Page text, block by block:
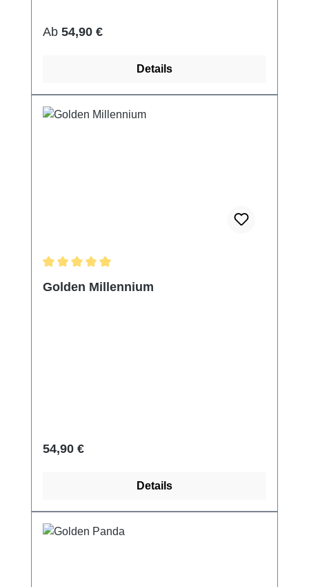
Regulärer Preis:
Ab 54,90 €
Details
Golden Millennium
Regulärer Preis:
54,90 €
Details